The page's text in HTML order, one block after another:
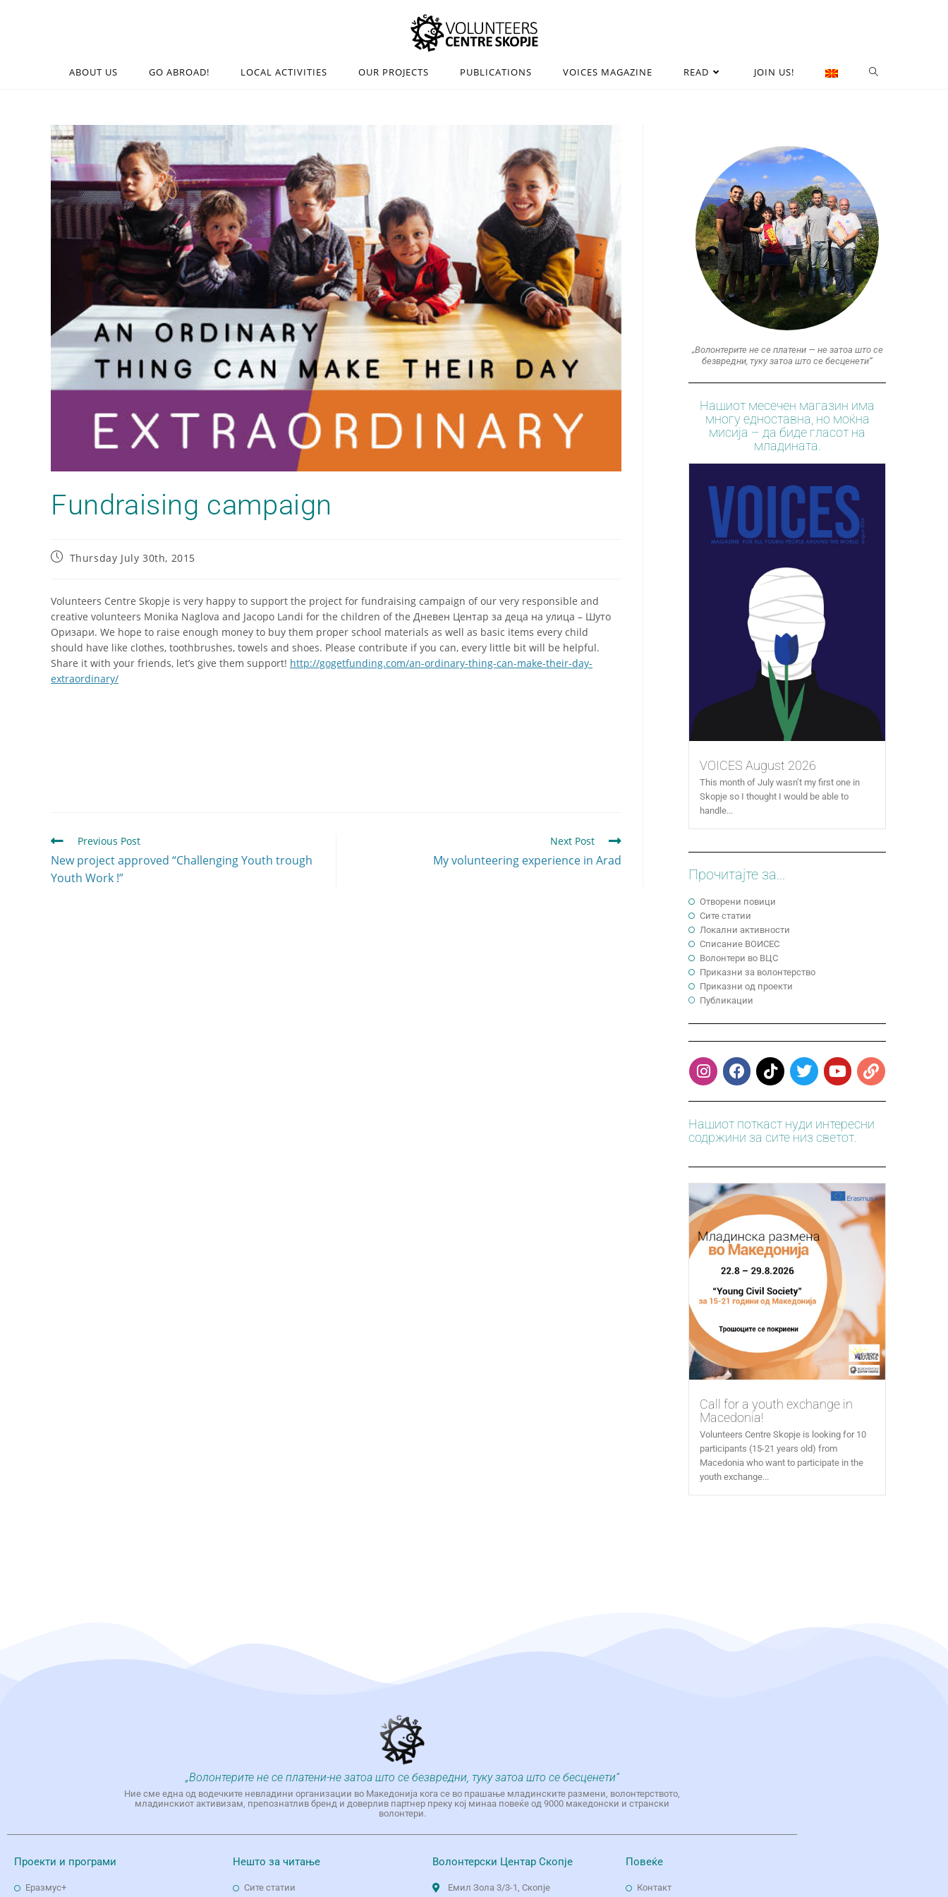
ABOUT US GO ABROAD! LOCAL ACTIVITIES OUR PROJECTS PUBLICATIONS VOICES MAGAZINE READ JOIN US!
Fundraising campaign
Thursday July 30th, 2015
Volunteers Centre Skopje is very happy to support the project for fundraising campaign of our very responsible and
creative volunteers Monika Naglova and Jacopo Landi for the children of the Дневен Центар за деца на улица – Шуто
Оризари. We hope to raise enough money to buy them proper school materials as well as basic items every child
should have like clothes, toothbrushes, towels and shoes. Please contribute if you can, every little bit will be helpful.
Share it with your friends, let’s give them support! http://gogetfunding.com/an-ordinary-thing-can-make-their-day-
extraordinary/
Previous Post
New project approved “Challenging Youth trough
Youth Work !”
Next Post
My volunteering experience in Arad
„Волонтерите не се платени — не затоа што се
безвредни, туку затоа што се бесценети“
Нашиот месечен магазин има
многу едноставна, но моќна
мисија – да биде гласот на
младината.
VOICES August 2026
This month of July wasn’t my first one in
Skopje so I thought I would be able to
handle...
Прочитајте за...
Отворени повици
Сите статии
Локални активности
Cписание ВОИСЕС
Волонтери во ВЦС
Приказни за волонтерство
Приказни од проекти
Публикации
Нашиот поткаст нуди интересни
содржини за сите низ светот.
Call for a youth exchange in
Macedonia!
Volunteers Centre Skopje is looking for 10
participants (15-21 years old) from
Macedonia who want to participate in the
youth exchange...
„Волонтерите не се платени-не затоа што се безвредни, туку затоа што се бесценети“
Ние сме една од водечките невладини организации во Македонија кога се во прашање младинските размени, волонтерството,
младинскиот активизам, препознатлив бренд и доверлив партнер преку кој минаа повеќе од 9000 македонски и странски
волонтери.
Проекти и програми
Еразмус+
Нешто за читање
Сите статии
Волонтерски Центар Скопје
Емил Зола 3/3-1, Скопје
Повеќе
Контакт